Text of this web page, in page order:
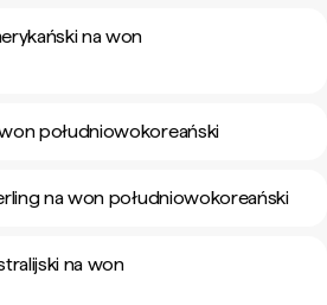
na won
południowokoreański
na won południowokoreański
na won